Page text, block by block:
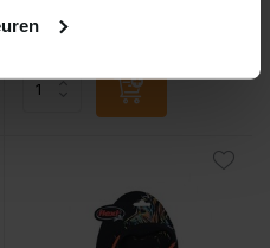
€29,35
Incl. btw